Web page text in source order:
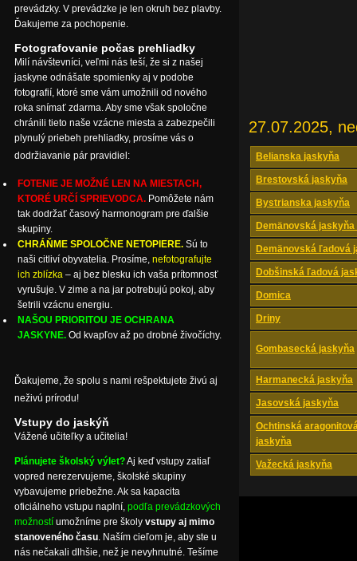
27.07.2025,
Belianska jaskyňa
Brestovská jaskyňa
Bystrianska jaskyňa
Demänovská
Demänovská ľadová
Dobšinská ľadová
Domica
Driny
Gombasecká jaskyňa
Harmanecká jaskyňa
Jasovská jaskyňa
Ochtinská
jaskyňa
Važecká jaskyňa
prevádzky. V prevádzke je len okruh bez plavby.
Ďakujeme za pochopenie.
Fotografovanie počas prehliadky
Milí návštevníci, veľmi nás teší, že si z našej
jaskyne odnášate spomienky aj v podobe
fotografií, ktoré sme vám umožnili od nového
roka snímať zdarma. Aby sme však spoločne
chránili tieto naše vzácne miesta a zabezpečili
plynulý priebeh prehliadky, prosíme vás o
dodržiavanie pár pravidiel:
FOTENIE JE MOŽNÉ LEN NA MIESTACH,
KTORÉ URČÍ SPRIEVODCA. Pomôžete nám
tak dodržať časový harmonogram pre ďalšie
skupiny.
CHRÁŇME SPOLOČNE NETOPIERE. Sú to
naši citliví obyvatelia. Prosíme, nefotografujte
ich zblízka – aj bez blesku ich vaša prítomnosť
vyrušuje. V zime a na jar potrebujú pokoj, aby
šetrili vzácnu energiu.
NAŠOU PRIORITOU JE OCHRANA
JASKYNE. Od kvapľov až po drobné živočíchy.
Ďakujeme, že spolu s nami rešpektujete živú aj
neživú prírodu!
Vstupy do jaskýň
Vážené učiteľky a učitelia!
Plánujete školský výlet?Aj keď vstupy zatiaľ
vopred nerezervujeme, školské skupiny
vybavujeme priebežne. Ak sa kapacita
oficiálneho vstupu naplní, podľa prevádzkových
možností umožníme pre školy vstupy aj mimo
stanoveného času. Naším cieľom je, aby ste u
nás nečakali dlhšie, než je nevyhnutné. Tešíme